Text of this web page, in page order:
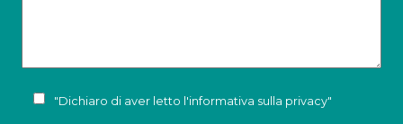
"Dichiaro di aver letto l'informativa sulla privacy"